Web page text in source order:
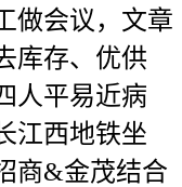
会议，文章
库存、优供
人平易近病
江西地铁坐
商&金茂结合